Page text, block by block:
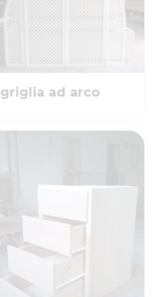
griglia ad arco